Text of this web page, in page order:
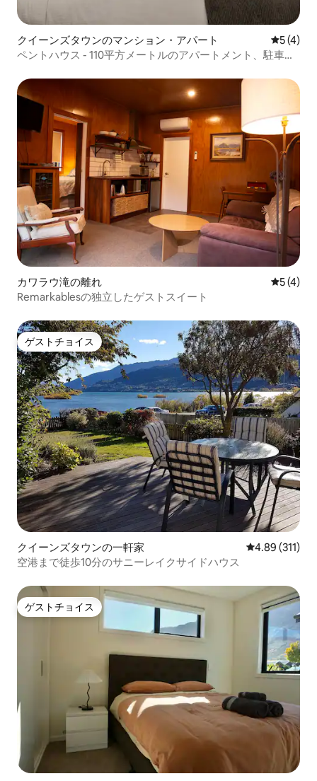
クイーンズタウンのマンション・アパート レビュー
5 (4)
ペントハウス - 110平方メートルのアパートメント、駐車場
カワラウ滝の離れ レビュー
5 (4)
Remarkablesの独立したゲストスイート
ゲストチョイス
ゲストチョイス
クイーンズタウンの一軒家 レビュー311
4.89 (311)
空港まで徒歩10分のサニーレイクサイドハウス
ゲストチョイス
ゲストチョイス